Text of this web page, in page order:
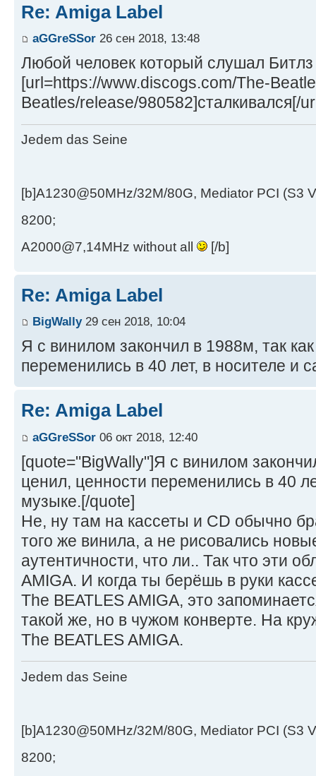
Re: Amiga Label
aGGreSSor 26 сен 2018, 13:48
Любой человек который слушал
[url=https://www.discogs.com/The-
Beatles/release/980582]сталкивался[/
Jedem das Seine
[b]A1230@50MHz/32M/80G, Mediator PCI (S3
8200;
A2000@7,14MHz without all
[/b]
Re: Amiga Label
BigWally29 сен 2018, 10:04
Я с винилом закончил в 1988м, так
переменились в 40 лет, в носителе и
Re: Amiga Label
aGGreSSor 06 окт 2018, 12:40
[quote="BigWally"]Я с винилом
ценил, ценности переменились в 40
музыке.[/quote]
Не, ну там на кассеты и CD обычно
того же винила, а не рисовались
аутентичности, что ли.. Так что эти
AMIGA. И когда ты берёшь в руки
The BEATLES AMIGA, это
такой же, но в чужом конверте. На
The BEATLES AMIGA.
Jedem das Seine
[b]A1230@50MHz/32M/80G, Mediator PCI (S3
8200;